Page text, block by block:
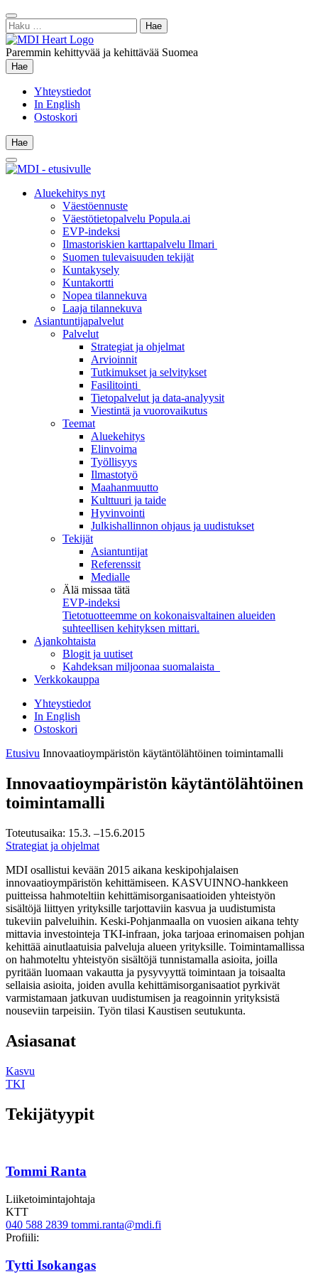
Siirry
sisältöön
Sulje
hae
Haku:
Paremmin kehittyvää ja kehittävää Suomea
Hae
Hae
Yhteystiedot
In English
Ostoskori
Hae
Hae
Main
Menu
Aluekehitys nyt
Väestöennuste
Väestötietopalvelu Popula.ai
EVP-indeksi
Ilmastoriskien karttapalvelu Ilmari
Suomen tulevaisuuden tekijät
Kuntakysely
Kuntakortti
Nopea tilannekuva
Laaja tilannekuva
Asiantuntijapalvelut
Palvelut
Strategiat ja ohjelmat
Arvioinnit
Tutkimukset ja selvitykset
Fasilitointi
Tietopalvelut ja data-analyysit
Viestintä ja vuorovaikutus
Teemat
Aluekehitys
Elinvoima
Työllisyys
Ilmastotyö
Maahanmuutto
Kulttuuri ja taide
Hyvinvointi
Julkishallinnon ohjaus ja uudistukset
Tekijät
Asiantuntijat
Referenssit
Medialle
Älä missaa tätä
EVP-indeksi
Tietotuotteemme on kokonaisvaltainen alueiden
suhteellisen kehityksen mittari.
Ajankohtaista
Blogit ja uutiset
Kahdeksan miljoonaa suomalaista
Verkkokauppa
Yhteystiedot
In English
Ostoskori
Etusivu Innovaatioympäristön käytäntölähtöinen toimintamalli
Innovaatioympäristön käytäntölähtöinen
toimintamalli
Toteutusaika: 15.3. –15.6.2015
Strategiat ja ohjelmat
MDI osallistui kevään 2015 aikana keskipohjalaisen
innovaatioympäristön kehittämiseen. KASVUINNO-hankkeen
puitteissa hahmoteltiin kehittämisorganisaatioiden yhteistyön
sisältöjä liittyen yrityksille tarjottaviin kasvua ja uudistumista
tukeviin palveluihin. Keski-Pohjanmaalla on vuosien aikana tehty
mittavia investointeja TKI-infraan, joka tarjoaa erinomaisen pohjan
kehittää ainutlaatuisia palveluja alueen yrityksille. Toimintamallissa
on hahmoteltu yhteistyön sisältöjä tunnistamalla asioita, joilla
pyritään luomaan vakautta ja pysyvyyttä toimintaan ja toisaalta
sellaisia asioita, joiden avulla kehittämisorganisaatiot pyrkivät
varmistamaan jatkuvan uudistumisen ja reagoinnin yrityksistä
nouseviin tarpeisiin. Työn tilasi Kaustisen seutukunta.
Asiasanat
Kasvu
TKI
Tekijätyypit
Tommi Ranta
Liiketoimintajohtaja
KTT
040 588 2839 tommi.ranta@mdi.fi
Profiili:
Tytti Isokangas